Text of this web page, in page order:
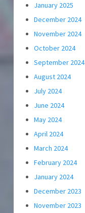
January 2025
December 2024
November 2024
October 2024
September 2024
August 2024
July 2024
June 2024
May 2024
April 2024
March 2024
February 2024
January 2024
December 2023
November 2023